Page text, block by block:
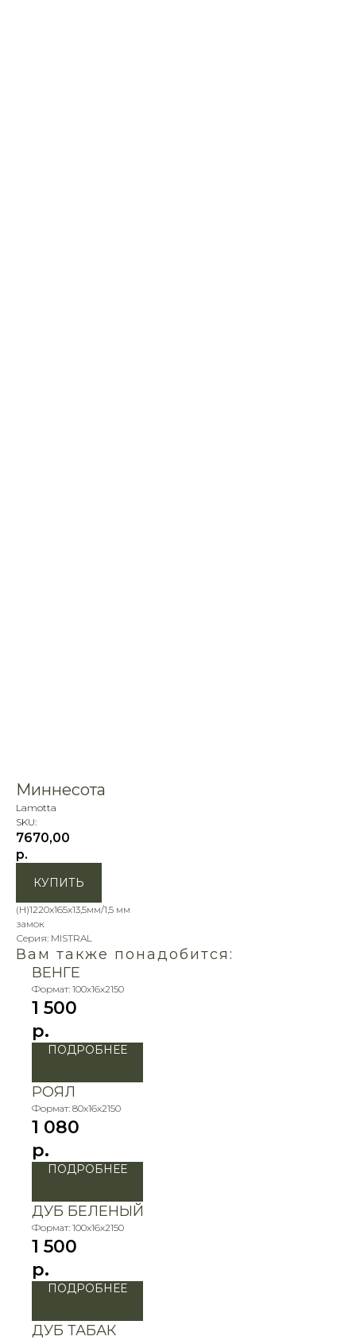
Миннесота
Lamotta
SKU:
7670,00
р.
КУПИТЬ
(Н)1220х165х13,5мм/1,5 мм
замок
Серия: MISTRAL
Вам также понадобится:
ВЕНГЕ
Формат: 100х16х2150
1 500
р.
ПОДРОБНЕЕ
РОЯЛ
Формат: 80х16х2150
1 080
р.
ПОДРОБНЕЕ
ДУБ БЕЛЕНЫЙ
Формат: 100х16х2150
1 500
р.
ПОДРОБНЕЕ
ДУБ ТАБАК